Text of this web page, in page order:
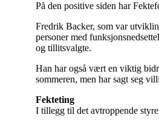
På den positive siden har
Fredrik Backer, som var
personer med
og tillitsvalgte.
Han har også vært en viktig
sommeren, men har sagt seg
Fekteting
I tillegg til det avtroppende